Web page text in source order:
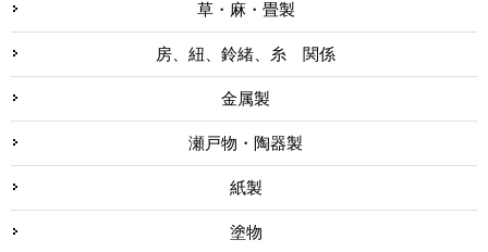
草・麻・畳製
房、紐、鈴緒、糸 関係
金属製
瀬戸物・陶器製
紙製
塗物